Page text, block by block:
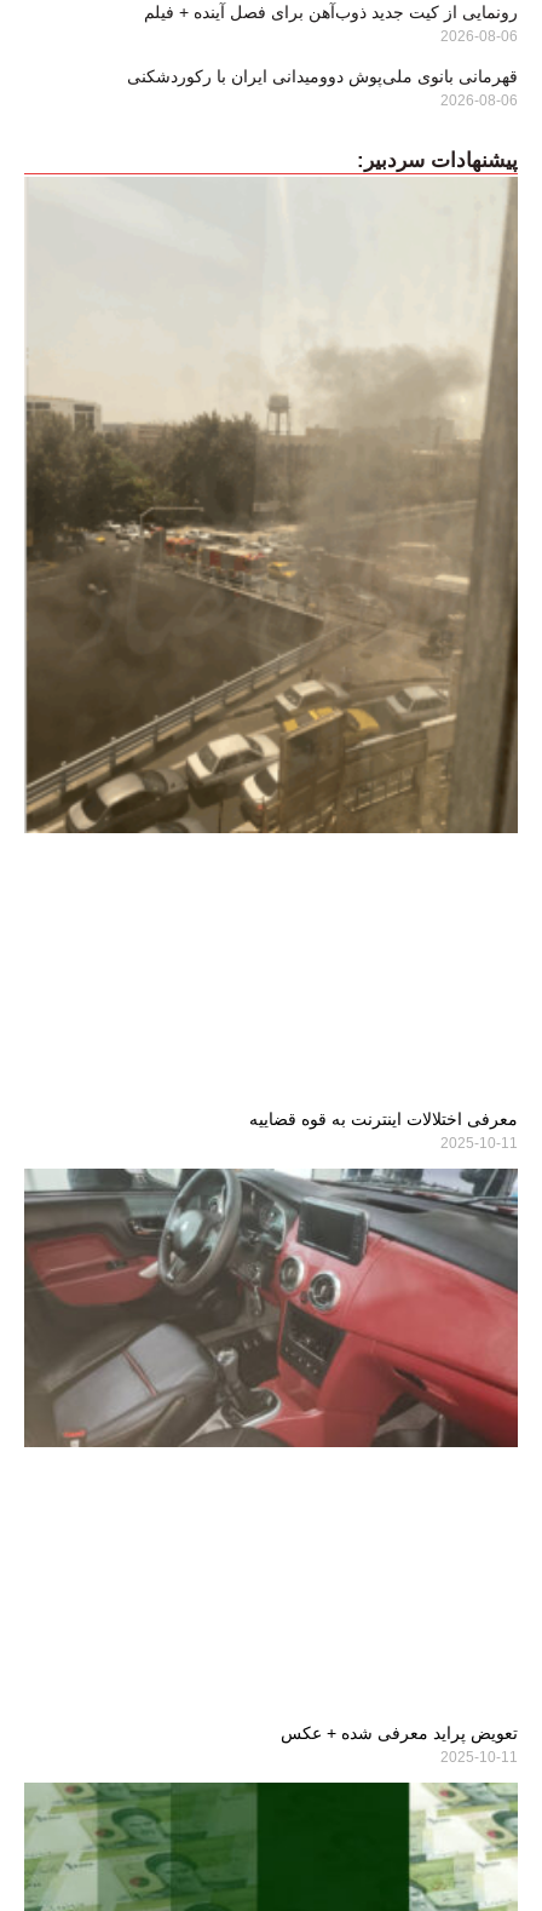
رونمایی از کیت جدید ذوب‌آهن برای فصل آینده + فیلم
2026-08-06
قهرمانی بانوی ملی‌پوش دوومیدانی ایران با رکوردشکنی
2026-08-06
پیشنهادات سردبیر:
معرفی اختلالات اینترنت به قوه قضاییه
2025-10-11
تعویض پراید معرفی شده + عکس
2025-10-11